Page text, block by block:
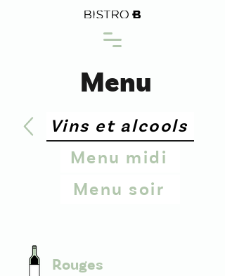
Menu
Vins et alcools
Menu midi
Menu soir
Rouges